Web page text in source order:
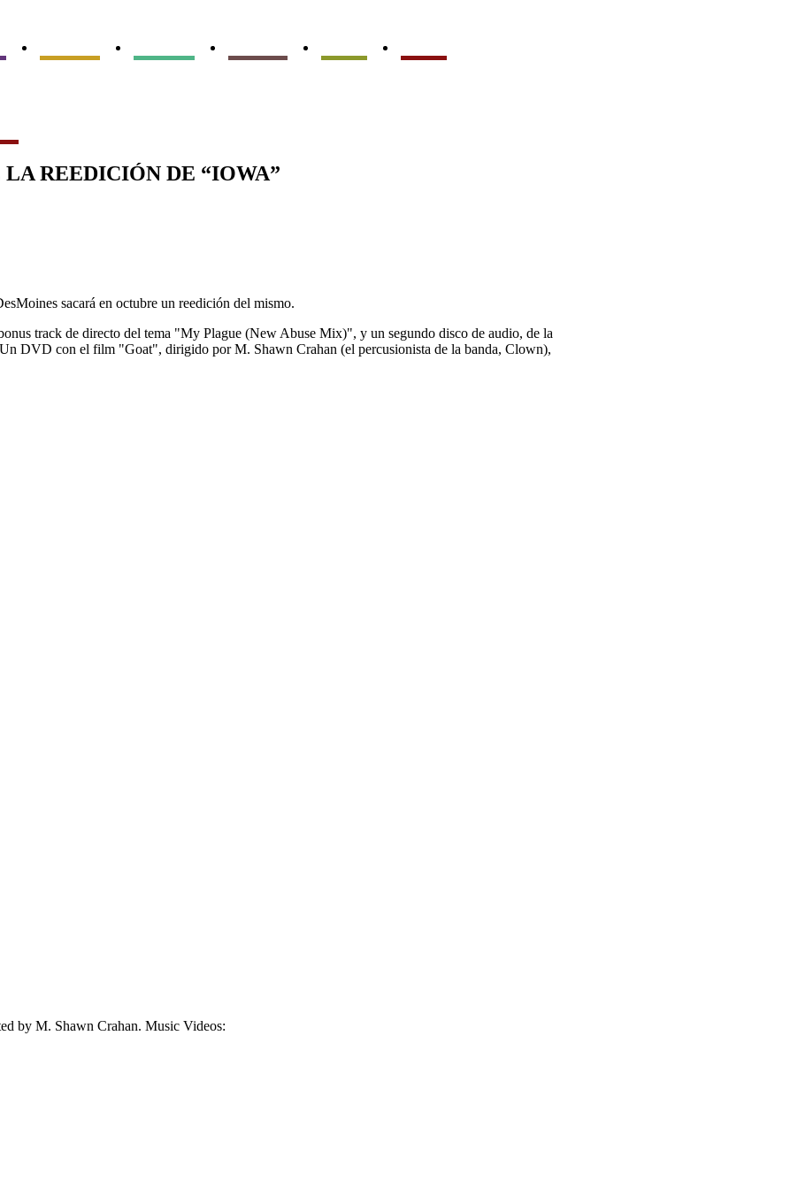
REEDICIÓN DE “IOWA”
sacará en octubre un reedición del mismo.
track de directo del tema "My Plague (New Abuse Mix)", y un segundo disco de audio, de la
DVD con el film "Goat", dirigido por M. Shawn Crahan (el percusionista de la banda, Clown),
by M. Shawn Crahan. Music Videos: